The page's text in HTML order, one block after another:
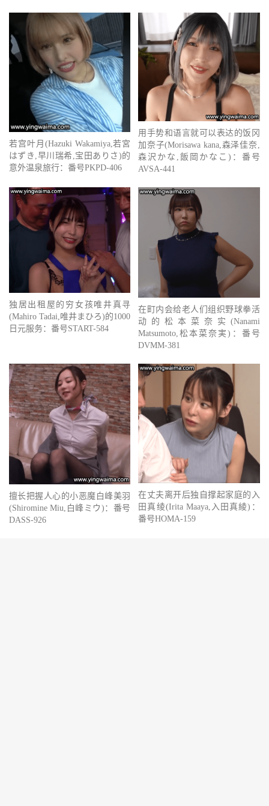
若宫叶月(Hazuki Wakamiya,若宮
はずき,早川瑞希,宝田ありさ)的
意外温泉旅行：番号PKPD-406
用手势和语言就可以表达的饭冈
加奈子(Morisawa kana,森泽佳奈,
森沢かな,飯岡かなこ)：番号
AVSA-441
独居出租屋的穷女孩唯井真寻
(Mahiro Tadai,唯井まひろ)的1000
日元服务：番号START-584
在町内会给老人们组织野球拳活
动的松本菜奈实(Nanami
Matsumoto,松本菜奈実)：番号
DVMM-381
擅长把握人心的小恶魔白峰美羽
(Shiromine Miu,白峰ミウ)：番号
DASS-926
在丈夫离开后独自撑起家庭的入
田真绫(Irita Maaya,入田真綾)：
番号HOMA-159